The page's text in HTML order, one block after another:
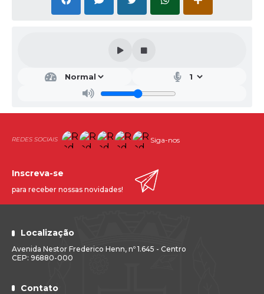
Siga-nos
Localização
Avenida Nestor Frederico Henn, nº 1.645 - Centro
CEP: 96880-000
Contato
Inscreva-se
para receber nossas novidades!